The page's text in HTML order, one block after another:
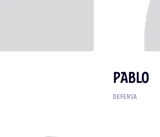
PABLO
DEFENSA